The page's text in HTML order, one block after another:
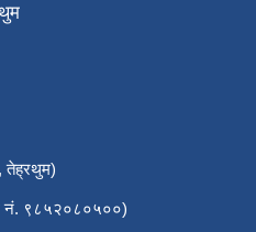
तेह्रथुम)
नं. ९८५२०८०५००)